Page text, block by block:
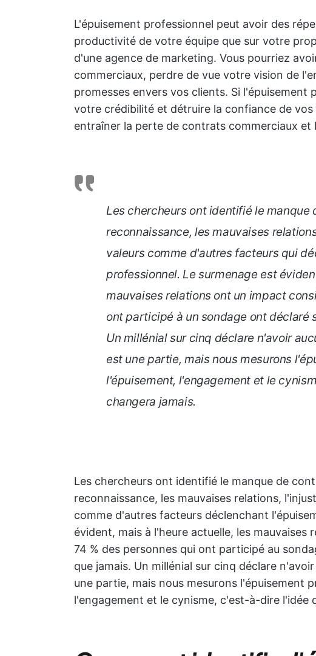
L'épuisement professionnel peut avoir des
productivité de votre équipe que sur votre
d'une agence de marketing. Vous pourriez
commerciaux, perdre de vue votre vision de
promesses envers vos clients. Si l'épuisement
votre crédibilité et détruire la confiance de
entraîner la perte de contrats commerciaux et
Les chercheurs ont identifié le manque
reconnaissance, les mauvaises
valeurs comme d'autres facteurs qui
professionnel. Le surmenage est
mauvaises relations ont un impact
ont participé à un sondage ont déclaré
Un millénial sur cinq déclare n'avoir
est une partie, mais nous mesurons
l'épuisement, l'engagement et le
changera jamais.
Les chercheurs ont identifié le manque de
reconnaissance, les mauvaises relations,
comme d'autres facteurs déclenchant
évident, mais à l'heure actuelle, les
74 % des personnes qui ont participé au
que jamais. Un millénial sur cinq déclare
une partie, mais nous mesurons l'épuisement
l'engagement et le cynisme, c'est-à-dire l'idée